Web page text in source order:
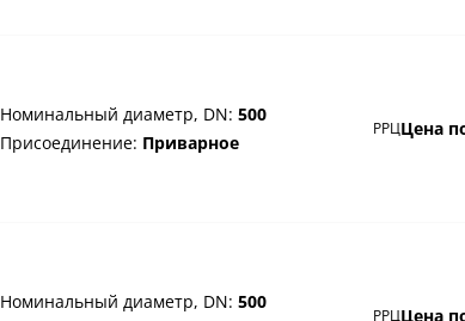
Номинальный диаметр, DN: 500
Присоединение: Приварное
РРЦЦена
Номинальный диаметр, DN: 500
РРЦЦена